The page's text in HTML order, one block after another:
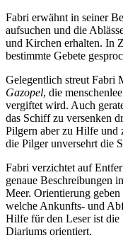
Fabri erwähnt in seiner
aufsuchen und die
und Kirchen erhalten. In
bestimmte Gebete
Gelegentlich streut Fabri
Gazopel, die
vergiftet wird. Auch
das Schiff zu versenken
Pilgern aber zu Hilfe und
die Pilger unversehrt die
Fabri verzichtet auf
genaue Beschreibungen
Meer. Orientierung geben
welche Ankunfts- und
Hilfe für den Leser ist die
Diariums orientiert.